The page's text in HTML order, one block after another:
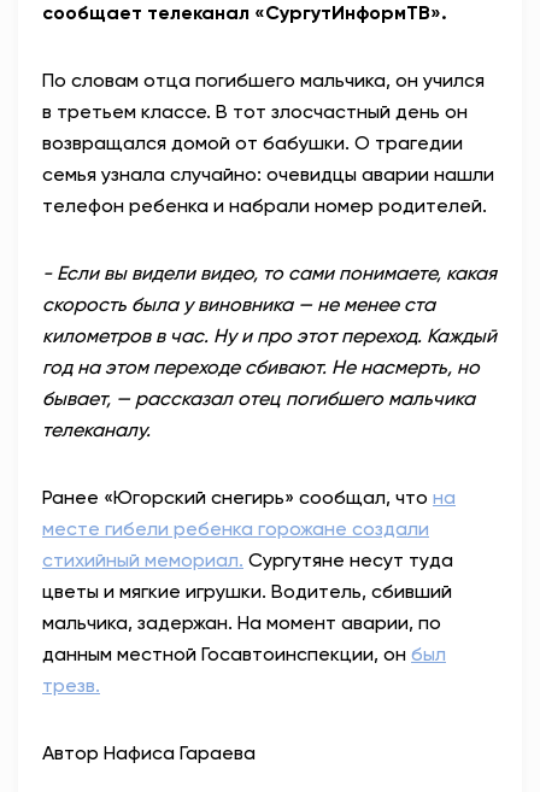
сообщает телеканал «СургутИнформТВ».
По словам отца погибшего мальчика, он учился
в третьем классе. В тот злосчастный день он
возвращался домой от бабушки. О трагедии
семья узнала случайно: очевидцы аварии нашли
телефон ребенка и набрали номер родителей.
- Если вы видели видео, то сами понимаете, какая
скорость была у виновника — не менее ста
километров в час. Ну и про этот переход. Каждый
год на этом переходе сбивают. Не насмерть, но
бывает, — рассказал отец погибшего мальчика
телеканалу.
Ранее «Югорский снегирь» сообщал, что на
месте гибели ребенка горожане создали
стихийный мемориал. Сургутяне несут туда
цветы и мягкие игрушки. Водитель, сбивший
мальчика, задержан. На момент аварии, по
данным местной Госавтоинспекции, он был
трезв.
Автор Нафиса Гараева